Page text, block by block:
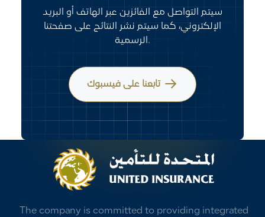
سيتم التواصل مع الفائزين عبر الهاتف أو البريد
الإلكتروني، كما سيتم نشر النتائج على صفحتنا
الرسمية.
The company is committed to providing integrated